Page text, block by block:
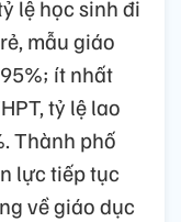
lệ học sinh đi
mẫu giáo
ít nhất
tỷ lệ lao
Thành phố
lực tiếp tục
về giáo dục